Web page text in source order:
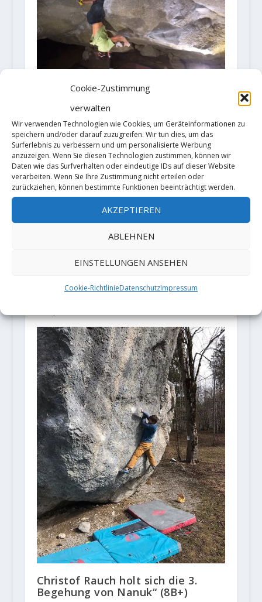
Cookie-Zustimmung
verwalten
Wir verwenden Technologien wie Cookies, um Geräteinformationen zu
speichern und/oder darauf zuzugreifen. Wir tun dies, um das
Surferlebnis zu verbessern und um personalisierte Werbung
anzuzeigen. Wenn Sie diesen Technologien zustimmen, können wir
Daten wie das Surfverhalten oder eindeutige IDs auf dieser Website
verarbeiten. Wenn Sie Ihre Zustimmung nicht erteilen oder
zurückziehen, können bestimmte Funktionen beeinträchtigt werden.
AKZEPTIEREN
ABLEHNEN
EINSTELLUNGEN ANSEHEN
Cookie-RichtlinieDatenschutzImpressum
Erstbegehung „Story of 3 Worlds“
(8C+/V16)
21. Juli 2022
Video: William Bosi flasht 8B+ und
zweimal 8A+
Christof Rauch holt sich die 3.
Begehung von Nanuk“ (8B+)